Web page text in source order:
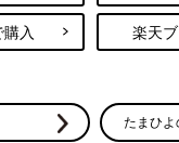
供／株式会社明治 深澤
サカザキ菌やサルモネ
ぐ、赤ちゃんのミルク
入 楽天
たまひ